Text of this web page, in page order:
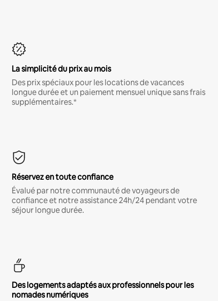
La simplicité du prix au mois
Des prix spéciaux pour les locations de vacances
longue durée et un paiement mensuel unique sans frais
supplémentaires.*
Réservez en toute confiance
Évalué par notre communauté de voyageurs de
confiance et notre assistance 24h/24 pendant votre
séjour longue durée.
Des logements adaptés aux professionnels pour les
nomades numériques